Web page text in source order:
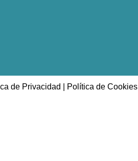
de Privacidad Política de Cookies